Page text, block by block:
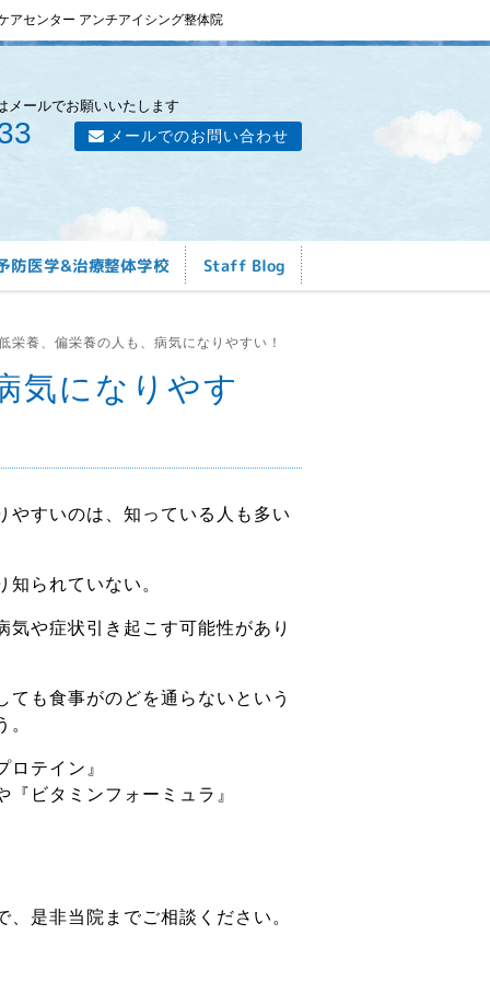
アセンター アンチアイシング整体院
メールでお願いいたします
メールでのお問い合わせ
防医学&治療整体学校 Staff Blog
栄養、偏栄養の人も、病気になりやすい！
気になりやす
やすいのは、知っている人も多い
られていない。
や症状引き起こす可能性があり
も食事がのどを通らないという
。
テイン』
ミンフォーミュラ』
是非当院までご相談ください。